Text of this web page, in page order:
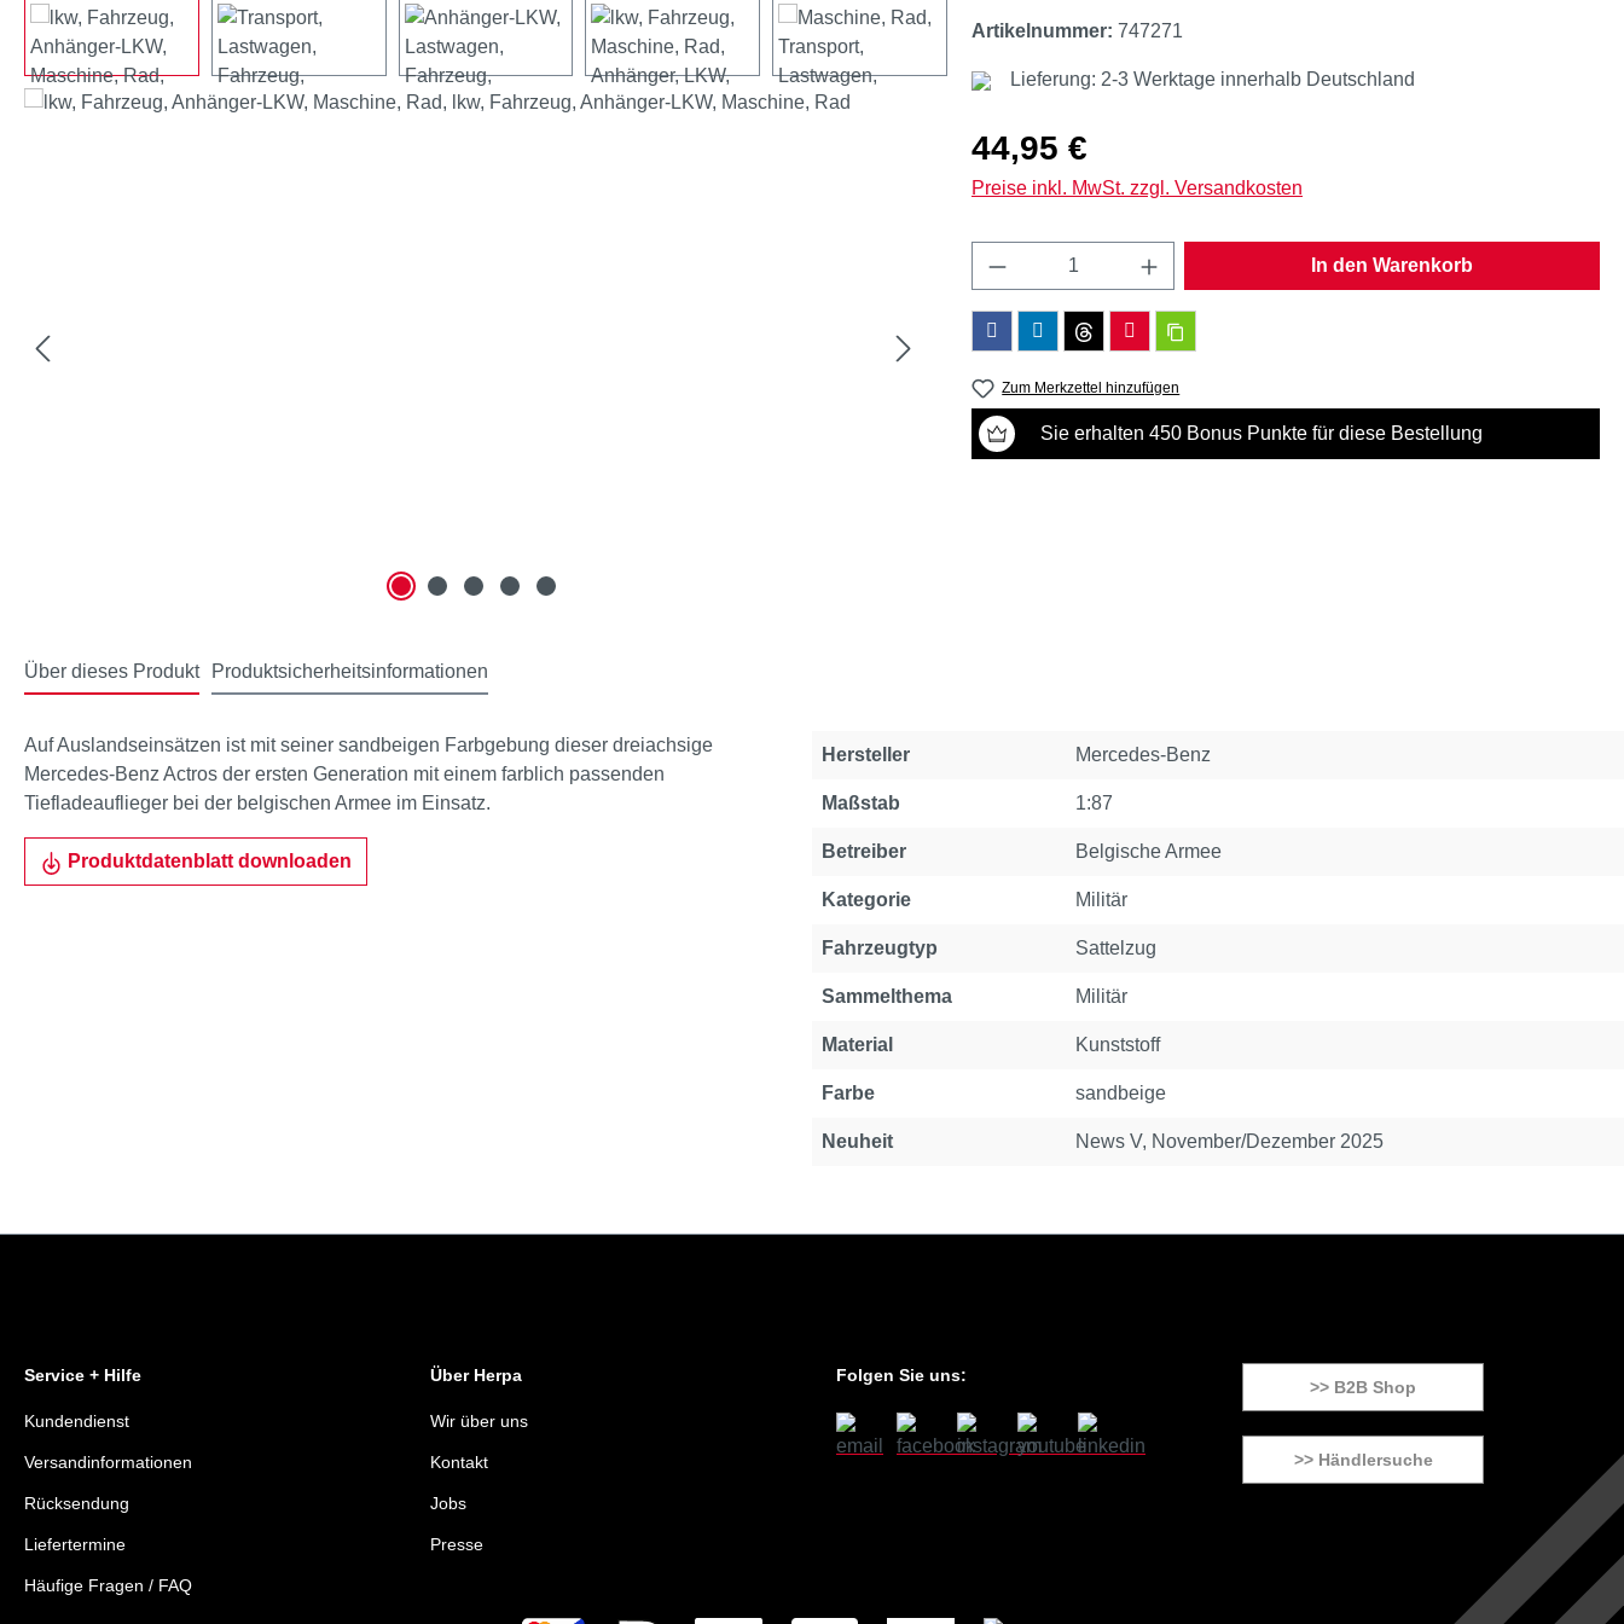
Bildergalerie überspringen
Artikelnummer: 747271
Lieferung: 2-3 Werktage innerhalb Deutschland
Regulärer Preis:
44,95 €
Preise inkl. MwSt. zzgl. Versandkosten
Produkt Anzahl: Gib den gewünschten Wert ein
In den Warenkorb
Zum Merkzettel hinzufügen
Sie erhalten 450 Bonus Punkte für diese Bestellung
Über dieses Produkt Produktsicherheitsinformationen
Auf Auslandseinsätzen ist mit seiner sandbeigen Farbgebung dieser dreiachsige
Mercedes-Benz Actros der ersten Generation mit einem farblich passenden
Tiefladeauflieger bei der belgischen Armee im Einsatz.
Produktdatenblatt downloaden
Eigenschaft
Hersteller Mercedes-Benz
Maßstab 1:87
Betreiber Belgische Armee
Kategorie Militär
Fahrzeugtyp Sattelzug
Sammelthema Militär
Material Kunststoff
Farbe sandbeige
Neuheit News V, November/Dezember 2025
Service + Hilfe
Kundendienst
Versandinformationen
Rücksendung
Liefertermine
Häufige Fragen / FAQ
Über Herpa
Wir über uns
Kontakt
Jobs
Presse
Folgen Sie uns:
>> B2B Shop
>> Händlersuche